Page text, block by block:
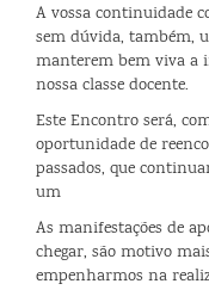
A vossa continuidade
sem dúvida, também,
manterem bem viva a
nossa classe docente.
Este Encontro será,
oportunidade de
passados, que
um
As manifestações de
chegar, são motivo
empenharmos na